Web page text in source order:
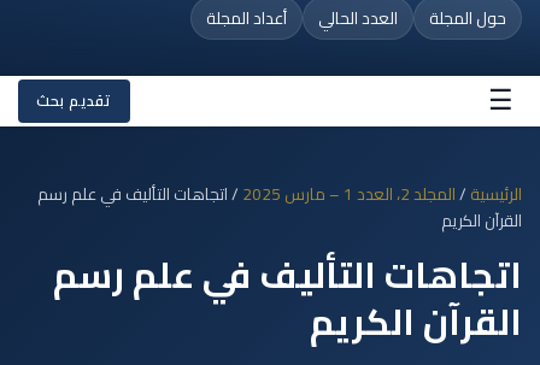
حول المجلة العدد الحالي أعداد المجلة
☰ تقديم بحث
الرئيسية/المجلد 2، العدد 1 – مارس 2025
/ اتجاهات التأليف في علم رسم
القرآن الكريم
اتجاهات التأليف في علم رسم
القرآن الكريم